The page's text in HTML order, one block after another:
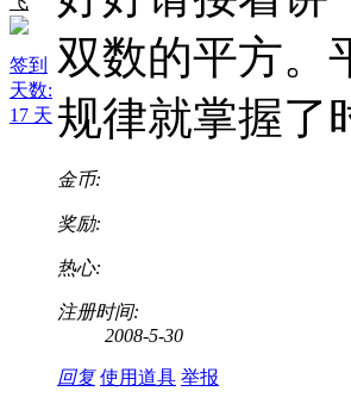
签到
天数:
17 天
双数的平方。
规律就掌握了
金币:
奖励:
热心:
注册时间:
2008-5-30
回复 使用道具 举报